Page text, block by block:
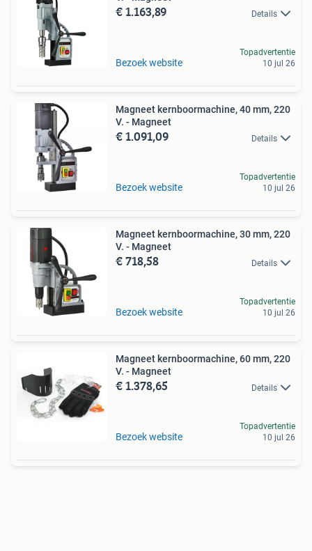
€ 1.163,89 Details
Bezoek website
Topadvertentie
10 jul 26
Magneet kernboormachine, 40 mm, 220
V. - Magneet
€ 1.091,09 Details
Bezoek website
Topadvertentie
10 jul 26
Magneet kernboormachine, 30 mm, 220
V. - Magneet
€ 718,58 Details
Bezoek website
Topadvertentie
10 jul 26
Magneet kernboormachine, 60 mm, 220
V. - Magneet
€ 1.378,65 Details
Bezoek website
Topadvertentie
10 jul 26